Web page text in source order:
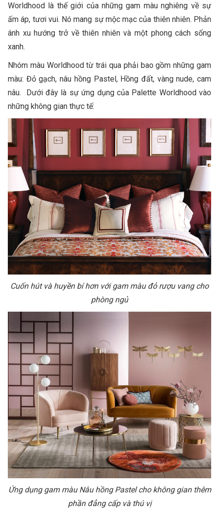
Worldhood là thế giới của những gam màu nghiêng về sự
ấm áp, tươi vui. Nó mang sự mộc mạc của thiên nhiên. Phản
ánh xu hướng trở về thiên nhiên và một phong cách sống
xanh.
Nhóm màu Worldhood từ trái qua phải bao gồm những gam
màu: Đỏ gạch, nâu hồng Pastel, Hồng đất, vàng nude, cam
nâu. Dưới đây là sự ứng dụng của Palette Worldhood vào
những không gian thực tế:
Cuốn hút và huyền bí hơn với gam màu đỏ rượu vang cho
phòng ngủ
Ứng dụng gam màu Nâu hồng Pastel cho không gian thêm
phần đẳng cấp và thú vị